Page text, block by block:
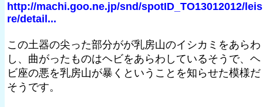
http://machi.goo.ne.jp/snd/spotID_TO13012012/
re/detail...
この土器の尖った部分がが乳房山のイシカミをあらわ
し、曲がったものはヘビをあらわしているそうで、ヘ
ビ座の悪を乳房山が暴くということを知らせた模様だ
そうです。